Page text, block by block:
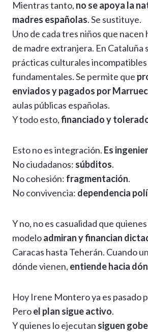
Mientras tanto, no se apoya la
madres españolas. Se sustituye.
Uno de cada tres niños que nacen
de madre extranjera. En Cataluña
prácticas culturales
fundamentales. Se permite que
enviados y pagados por
aulas públicas españolas.
Y todo esto,financiado y
Esto no es integración. Es
No ciudadanos: súbditos.
No cohesión: fragmentación.
No convivencia: dependencia
Y no, no es casualidad que
modeloadmiran y financian
Caracas hasta Teherán. Cuando
dónde vienen, entiende hacia
Hoy Irene Montero ya es pasado
Peroel plan sigue activo.
Y quienes lo ejecutan siguen